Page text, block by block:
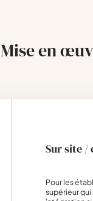
Mise en
Sur site /
Pour les
supérieur